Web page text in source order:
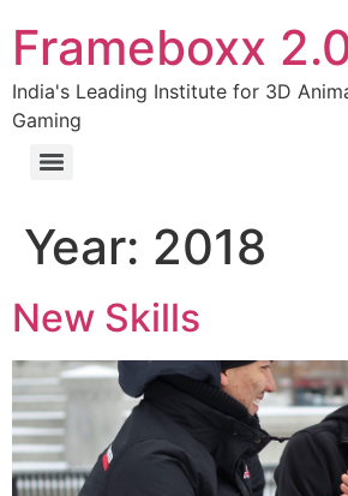
Frameboxx
India's Leading Institute for 3D
Gaming
Year: 2018
New Skills